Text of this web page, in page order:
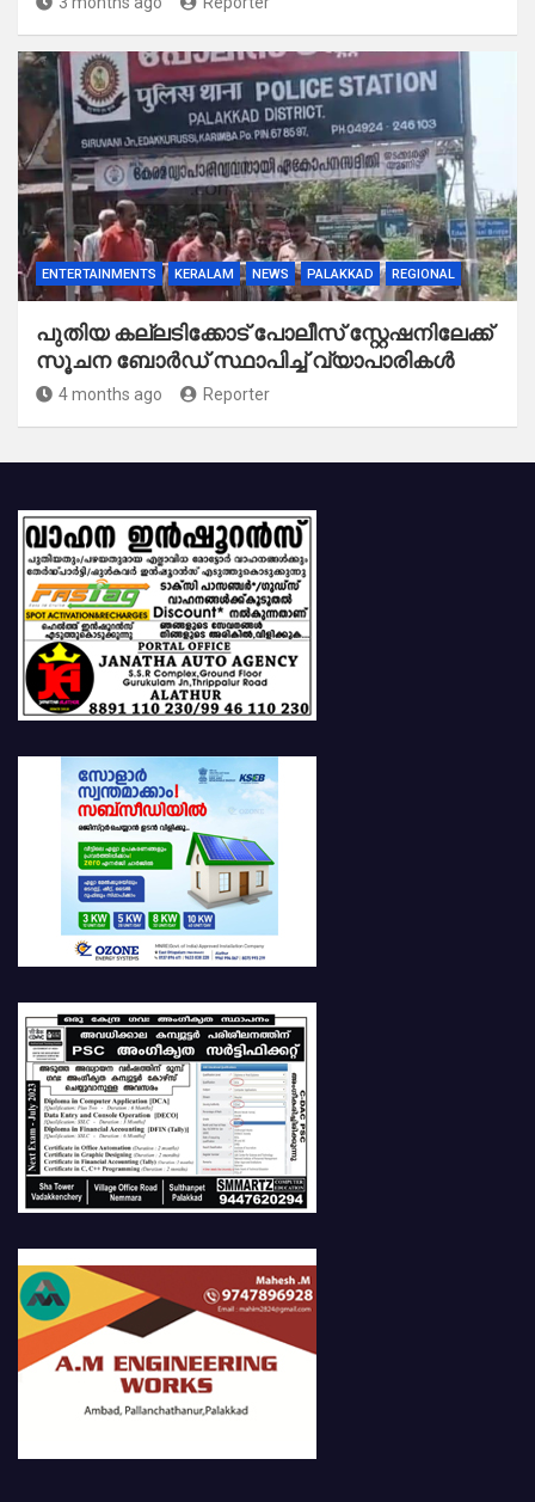
ENTERTAINMENTS KERALAM NEWS PALAKKAD REGIONAL
പുതിയ കല്ലടിക്കോട് പോലീസ് സ്റ്റേഷനിലേക്ക്
സൂചന ബോർഡ് സ്ഥാപിച്ച് വ്യാപാരികൾ
4 months ago Reporter